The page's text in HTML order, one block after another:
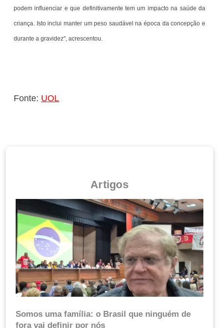
podem influenciar e que definitivamente tem um impacto na saúde da
criança. Isto inclui manter um peso saudável na época da concepção e
durante a gravidez", acrescentou.
Fonte: UOL
Artigos
Somos uma família: o Brasil que ninguém de
fora vai definir por nós